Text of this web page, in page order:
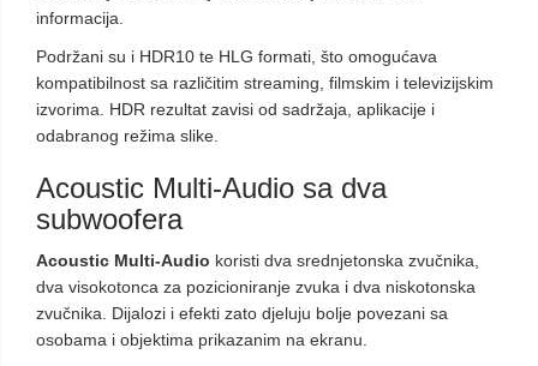
informacija.
Podržani su i HDR10 te HLG formati, što omogućava
kompatibilnost sa različitim streaming, filmskim i televizijskim
izvorima. HDR rezultat zavisi od sadržaja, aplikacije i
odabranog režima slike.
Acoustic Multi-Audio sa dva
subwoofera
Acoustic Multi-Audio koristi dva srednjetonska zvučnika,
dva visokotonca za pozicioniranje zvuka i dva niskotonska
zvučnika. Dijalozi i efekti zato djeluju bolje povezani sa
osobama i objektima prikazanim na ekranu.